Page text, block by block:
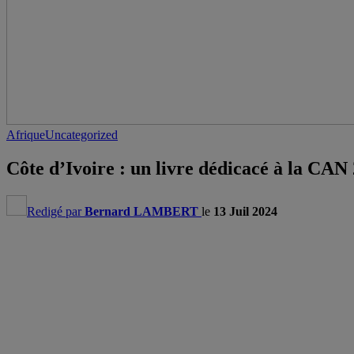
AfriqueUncategorized
Côte d’Ivoire : un livre dédicacé à la CAN
Redigé par Bernard LAMBERT le 13 Juil 2024